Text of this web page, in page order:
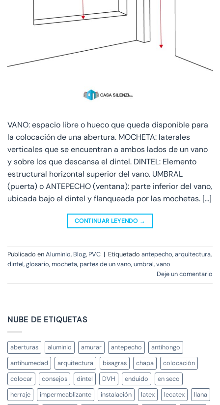
VANO: espacio libre o hueco que queda disponible para
la colocación de una abertura. MOCHETA: laterales
verticales que se encuentran a ambos lados de un vano
y sobre los que descansa el dintel. DINTEL: Elemento
estructural horizontal superior del vano. UMBRAL
(puerta) o ANTEPECHO (ventana): parte inferior del vano,
ubicada bajo el dintel y flanqueada por las mochetas. […]
CONTINUAR LEYENDO →
Publicado enAluminio, Blog, PVC | Etiquetado antepecho,arquitectura,
dintel,glosario, mocheta, partes de un vano,umbral,vano
Deje un comentario
NUBE DE ETIQUETAS
aberturas aluminio amurar antepecho
antihongo
antihumedad
arquitectura bisagras chapa
colocación
colocar
consejos dintel DVH enduido
en seco
herraje
impermeablizante instalación latex lecatex
llana